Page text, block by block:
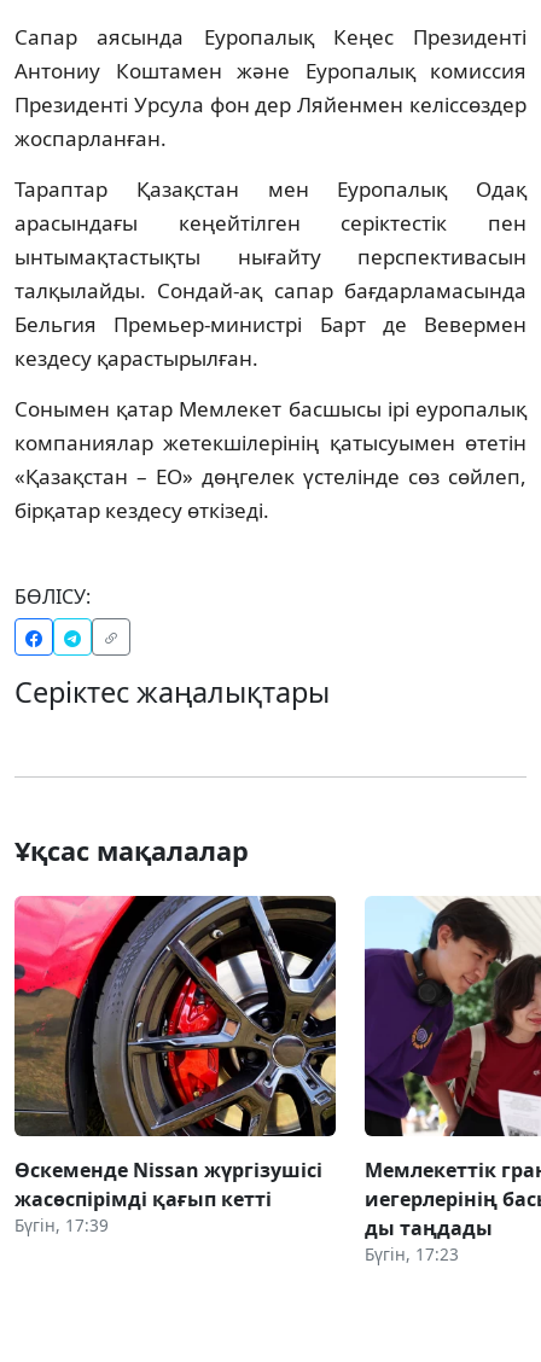
Сапар аясында Еуропалық Кеңес Президенті
Антониу Коштамен және Еуропалық комиссия
Президенті Урсула фон дер Ляйенмен келіссөздер
жоспарланған.
Тараптар Қазақстан мен Еуропалық Одақ
арасындағы кеңейтілген серіктестік пен
ынтымақтастықты нығайту перспективасын
талқылайды. Сондай-ақ сапар бағдарламасында
Бельгия Премьер-министрі Барт де Вевермен
кездесу қарастырылған.
Сонымен қатар Мемлекет басшысы ірі еуропалық
компаниялар жетекшілерінің қатысуымен өтетін
«Қазақстан – ЕО» дөңгелек үстелінде сөз сөйлеп,
бірқатар кездесу өткізеді.
БӨЛІСУ:
Серіктес жаңалықтары
Ұқсас мақалалар
Өскеменде Nissan жүргізушісі
жасөспірімді қағып кетті
Бүгін, 17:39
Мемлекеттік
иегерлерінің
ды таңдады
Бүгін, 17:23